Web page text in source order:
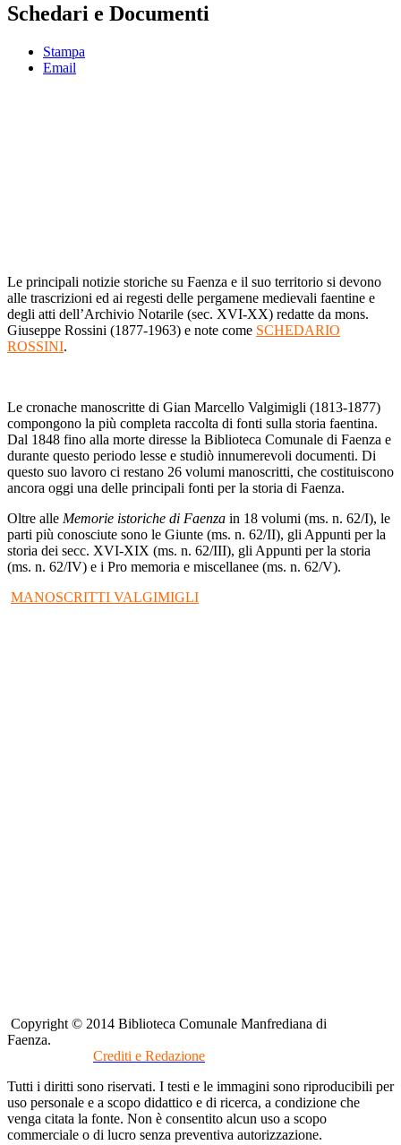
Schedari e Documenti
Stampa
Email
Le principali notizie storiche su Faenza e il suo territorio si devono
alle trascrizioni ed ai regesti delle pergamene medievali faentine e
degli atti dell’Archivio Notarile (sec. XVI-XX) redatte da mons.
Giuseppe Rossini (1877-1963) e note come SCHEDARIO
ROSSINI.
Le cronache manoscritte di Gian Marcello Valgimigli (1813-1877)
compongono la più completa raccolta di fonti sulla storia faentina.
Dal 1848 fino alla morte diresse la Biblioteca Comunale di Faenza e
durante questo periodo lesse e studiò innumerevoli documenti. Di
questo suo lavoro ci restano 26 volumi manoscritti, che costituiscono
ancora oggi una delle principali fonti per la storia di Faenza.
Oltre alle Memorie istoriche di Faenza in 18 volumi (ms. n. 62/I), le
parti più conosciute sono le Giunte (ms. n. 62/II), gli Appunti per la
storia dei secc. XVI-XIX (ms. n. 62/III), gli Appunti per la storia
(ms. n. 62/IV) e i Pro memoria e miscellanee (ms. n. 62/V).
MANOSCRITTI VALGIMIGLI
Copyright © 2014 Biblioteca Comunale Manfrediana di
Faenza.
Crediti e Redazione
Tutti i diritti sono riservati. I testi e le immagini sono riproducibili per
uso personale e a scopo didattico e di ricerca, a condizione che
venga citata la fonte. Non è consentito alcun uso a scopo
commerciale o di lucro senza preventiva autorizzazione.